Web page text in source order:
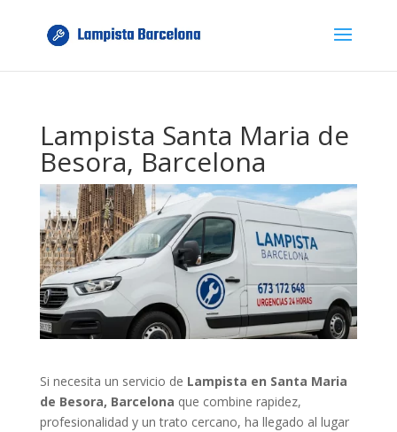
Lampista Santa Maria de
Besora, Barcelona
Si necesita un servicio de Lampista en Santa Maria
de Besora, Barcelona que combine rapidez,
profesionalidad y un trato cercano, ha llegado al lugar